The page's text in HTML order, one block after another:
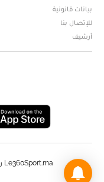
بيانات قانونية
للإتصال بنا
أرشيف
Le360Sport.ma رياضة • جميع الحقوق محفوضة - 2023